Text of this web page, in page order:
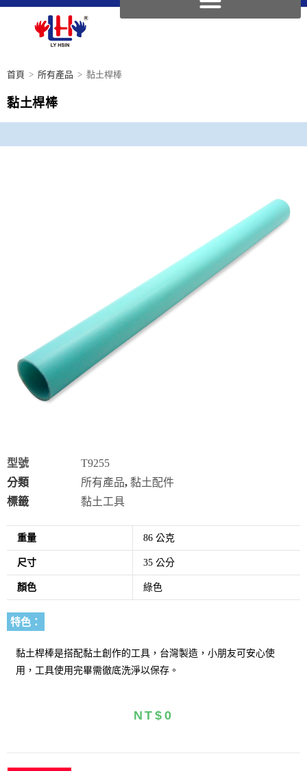
首頁 > 所有產品 > 黏土桿棒
黏土桿棒
型號
T9255
分類
所有產品, 黏土配件
標籤
黏土工具
重量 86 公克
尺寸 35 公分
顏色 綠色
特色：
黏土桿棒是搭配黏土創作的工具，台灣製造，小朋友可安心使
用，工具使用完畢需徹底洗淨以保存。
NT$ 0